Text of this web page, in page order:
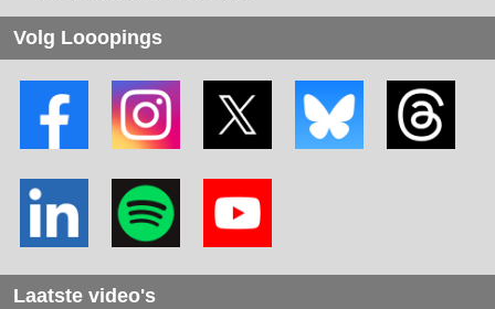
Volg Looopings
Laatste video's